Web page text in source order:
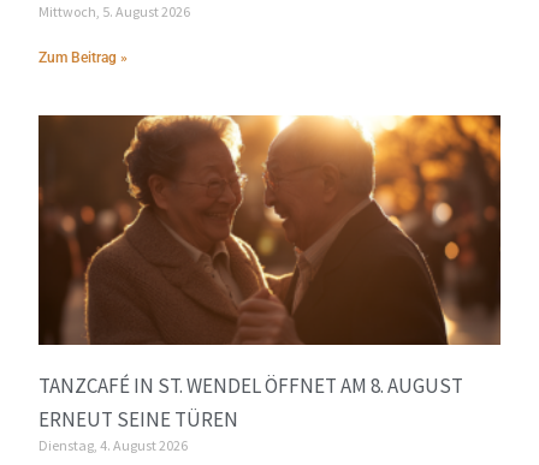
Mittwoch, 5. August 2026
Zum Beitrag »
TANZCAFÉ IN ST. WENDEL ÖFFNET AM 8. AUGUST
ERNEUT SEINE TÜREN
Dienstag, 4. August 2026